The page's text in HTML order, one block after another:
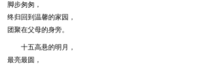
脚步匆匆，
终归回到温馨的家园，
团聚在父母的身旁。
十五高悬的明月，
最亮最圆，